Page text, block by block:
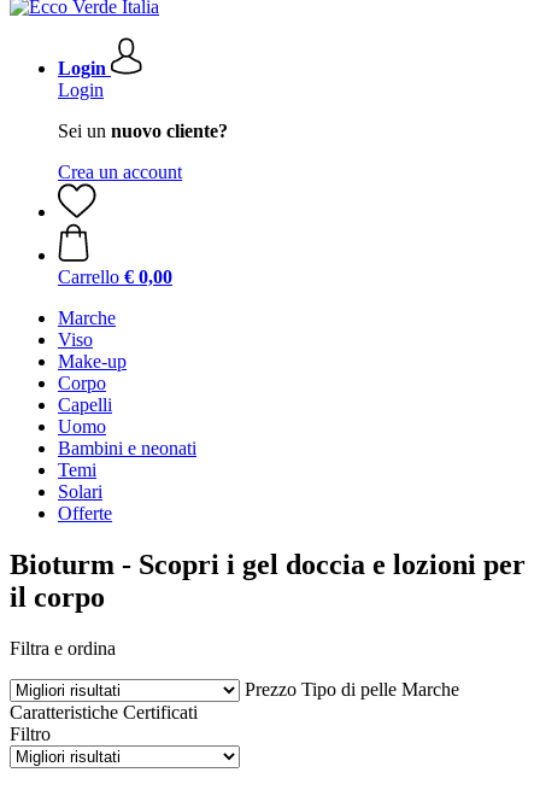
Login
Login
Sei un nuovo cliente?
Crea un account
Carrello € 0,00
Marche
Viso
Make-up
Corpo
Capelli
Uomo
Bambini e neonati
Temi
Solari
Offerte
Bioturm - Scopri i gel doccia e lozioni per
il corpo
Filtra e ordina
Prezzo Tipo di pelle Marche
Caratteristiche Certificati
Filtro